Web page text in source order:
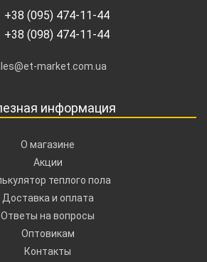
+38 (095) 474-11-44
+38 (098) 474-11-44
market.com.ua
информация
О магазине
Акции
теплого пола
Доставка и оплата
Ответы на вопросы
Оптовикам
Контакты